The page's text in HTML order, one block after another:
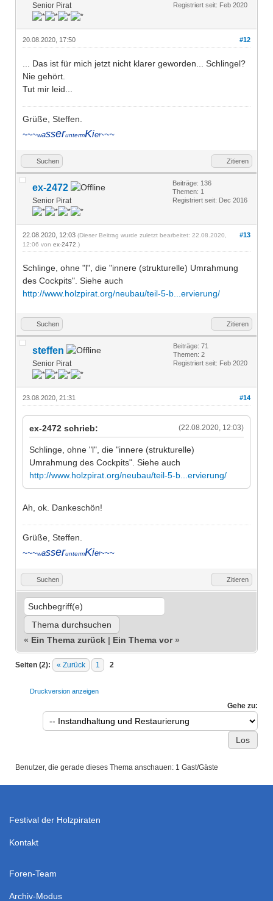
Senior Pirat
Registriert seit: Feb 2020
#12
20.08.2020, 17:50
... Das ist für mich jetzt nicht klarer geworden... Schlingel?
Nie gehört.
Tut mir leid...
Grüße, Steffen.
~~~wasseruntermKiel~~~
Suchen Zitieren
ex-2472
Senior Pirat
Beiträge: 136
Themen: 1
Registriert seit: Dec 2016
#13
22.08.2020, 12:03 (Dieser Beitrag wurde zuletzt bearbeitet: 22.08.2020,
12:06 von ex-2472 .)
Schlinge, ohne "l", die "innere (strukturelle) Umrahmung
des Cockpits". Siehe auch
http://www.holzpirat.org/neubau/teil-5-b...ervierung/
Suchen Zitieren
steffen
Senior Pirat
Beiträge: 71
Themen: 2
Registriert seit: Feb 2020
#14
23.08.2020, 21:31
(22.08.2020, 12:03)
ex-2472 schrieb:
Schlinge, ohne "l", die "innere (strukturelle)
Umrahmung des Cockpits". Siehe auch
http://www.holzpirat.org/neubau/teil-5-b...ervierung/
Ah, ok. Dankeschön!
Grüße, Steffen.
~~~wasseruntermKiel~~~
Suchen Zitieren
« Ein Thema zurück | Ein Thema vor»
Seiten (2): « Zurück 1 2
Druckversion anzeigen
Gehe zu:
Benutzer, die gerade dieses Thema anschauen: 1 Gast/Gäste
Festival der Holzpiraten
Kontakt
Foren-Team
Archiv-Modus